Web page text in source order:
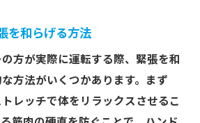
運転の楽しみ方紹介
ードライバーをサポートする運
方
を和らげる方法
方が実際に運転する際、緊張を和
方法がいくつかあります。まず
レッチで体をリラックスさせるこ